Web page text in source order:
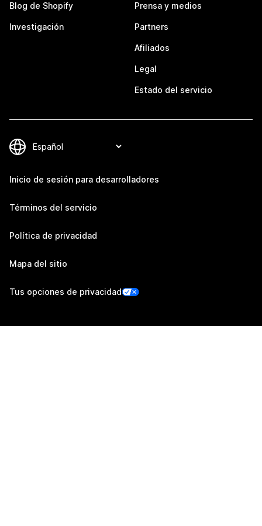
Blog de Shopify
Investigación
Prensa y medios
Partners
Afiliados
Legal
Estado del servicio
Inicio de sesión para desarrolladores
Términos del servicio
Política de privacidad
Mapa del sitio
Tus opciones de privacidad